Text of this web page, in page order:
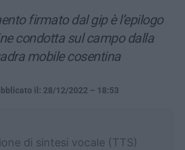
firmato dal gip è l’epilogo
condotta sul campo dalla
mobile cosentina
il: 28/12/2022 – 18:53
di sintesi vocale (TTS)